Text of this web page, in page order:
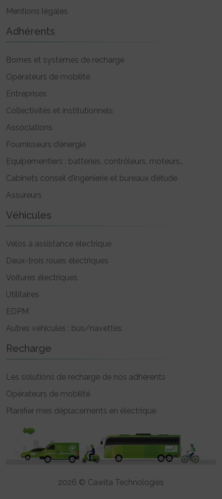
Mentions légales
Adhérents
Bornes et systèmes de recharge
Opérateurs de mobilité
Entreprises
Collectivités et institutionnels
Associations
Fournisseurs d’énergie
Equipementiers : batteries, contrôleurs, moteurs..
Cabinets conseil d’ingénierie et bureaux d’étude
Assureurs
Véhicules
Vélos à assistance électrique
Deux-trois roues électriques
Voitures électriques
Utilitaires
EDPM
Autres véhicules : bus/navettes
Recharge
Les solutions de recharge de nos adhérents
Opérateurs de mobilité
Planifier mes déplacements en électrique
2026 © Cawita Technologies